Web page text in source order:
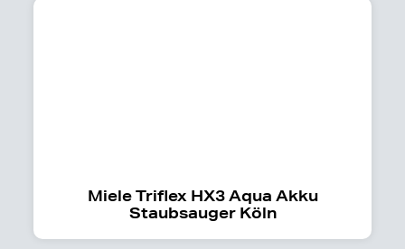
Miele Triflex HX3 Aqua Akku
Staubsauger Köln